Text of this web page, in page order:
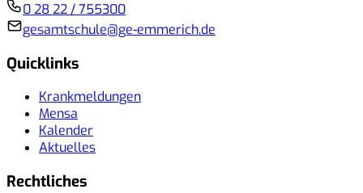
0 28 22 / 755300
gesamtschule@ge-emmerich.de
Quicklinks
Krankmeldungen
Mensa
Kalender
Aktuelles
Rechtliches